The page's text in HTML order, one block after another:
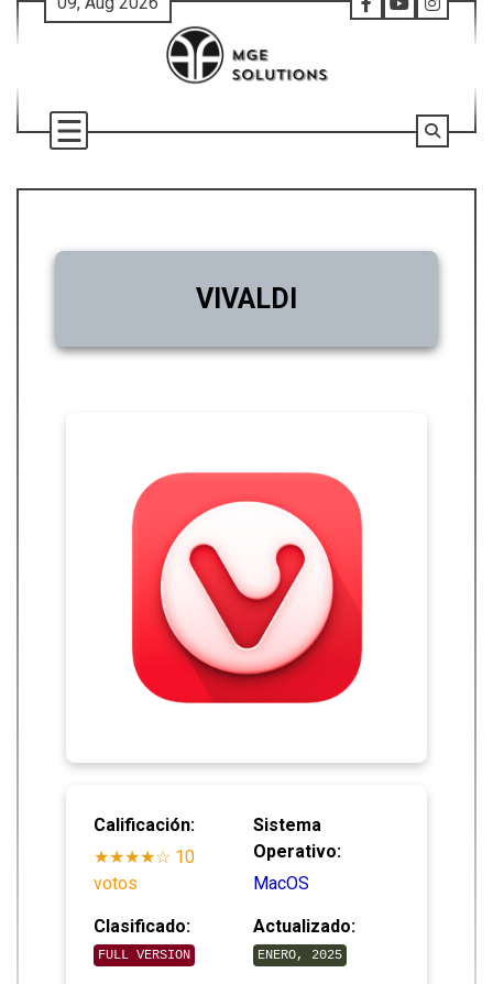
VIVALDI
Calificación:
★★★★☆ 10
votos
Sistema
Operativo:
MacOS
Clasificado:
FULL VERSION
Actualizado:
ENERO, 2025